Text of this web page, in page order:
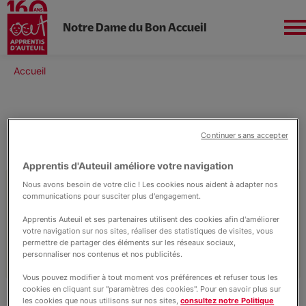
Notre Dame du Bon Accueil
L'école
Le collège
Fil
Accueil
Découvrez le collège
Apprentis d'Auteuil améliore votre navigation
Nous avons besoin de votre clic ! Les cookies nous aident à adapter nos
communications pour susciter plus d'engagement.
Apprentis Auteuil et ses partenaires utilisent des cookies afin d'améliorer
votre navigation sur nos sites, réaliser des statistiques de visites, vous
permettre de partager des éléments sur les réseaux sociaux,
personnaliser nos contenus et nos publicités.
Vous pouvez modifier à tout moment vos préférences et refuser tous les
cookies en cliquant sur "paramètres des cookies". Pour en savoir plus sur
les cookies que nous utilisons sur nos sites,consultez notre Politique
Continuer sans accepter